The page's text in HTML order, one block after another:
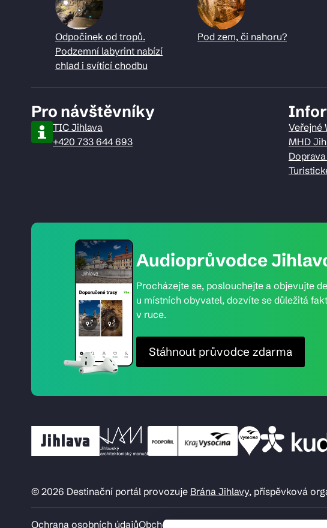
Odpočinek od tropů.
Podzemní labyrint nabízí
chlad i svítící chodbu
Pod zem, či nahoru?
Pro návštěvníky
TIC Jihlava
+420 733 644 693
Veřejné
MHD
Audioprůvodce
Procházejte se, poslouchejte a objevujte
u místních obyvatel, dozvíte se důležitá
v ruce.
Stáhnout průvodce zdarma
© 2026 Destinační portál provozuje Brána Jihlavy, příspěvková
Ochrana osobních údajůObchodní podmínky